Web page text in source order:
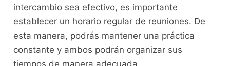
intercambio‌ sea efectivo, es ‌importante
establecer un horario regular de ‍reuniones. De
⁢esta ‍manera, podrás⁢ mantener una práctica
constante y‍ ambos podrán organizar sus